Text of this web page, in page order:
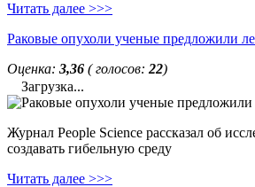
Читать далее >>>
Раковые опухоли ученые предложили
Оценка: 3,36 ( голосов: 22)
Загрузка...
Журнал People Science рассказал об
создавать гибельную среду
Читать далее >>>